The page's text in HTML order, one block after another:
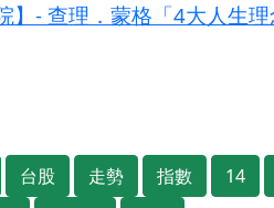
】- 查理．蒙格「4大人生
台股 走勢 指數 14